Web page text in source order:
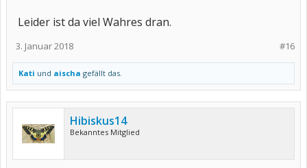
Leider ist da viel Wahres dran.
#16
3. Januar 2018
Kati und aischa gefällt das.
Hibiskus14
Bekanntes Mitglied